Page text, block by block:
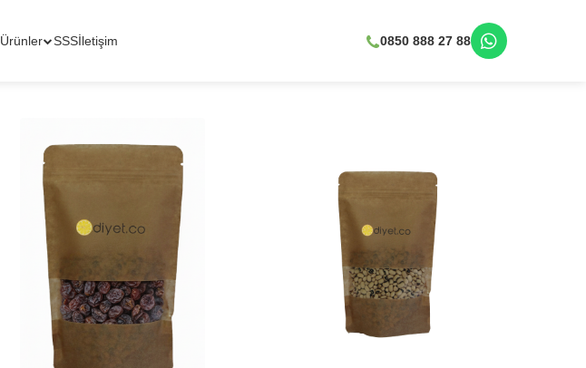
Ürünler SSSİletişim 0850 888 27 88